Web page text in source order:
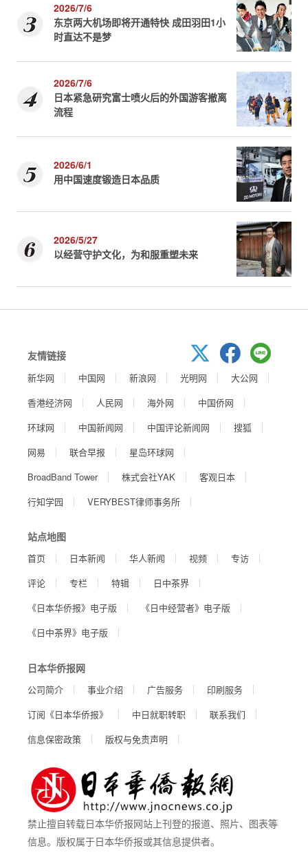
2026/7/6
东京两大机场即将开通特快 成田羽田1小
时直达不是梦
2026/7/6
日本紧急研究富士喷火后的外国游客撤离
流程
2026/6/1
用中国速度锻造日本品质
2026/5/27
以经营守护文化，为和服重塑未来
友情链接
新华网 中国网 新浪网 光明网
大公网
香港经济网
人民网 海外网
中国侨网
环球网
中国新闻网 中国评论新闻网
搜狐
网易
联合早报
星岛环球网
BroadBand Tower
株式会社YAK
客观日本
行知学园
VERYBEST律师事务所
站点地图
首页 日本新闻 华人新闻 视频
专访
评论
专栏 特辑
日中茶界
《日本华侨报》电子版
《日中经营者》电子版
《日中茶界》电子版
日本华侨报网
公司简介 事业介绍 广告服务
印刷服务
订阅《日本华侨报》
中日就职转职
联系我们
信息保密政策
版权与免责声明
禁止擅自转载日本华侨报网站上刊登的报道、照片、图表等
信息。版权属于日本华侨报或其信息提供者。